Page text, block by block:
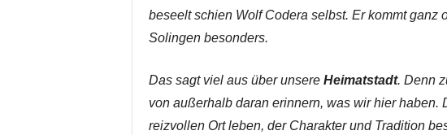
beseelt schien Wolf Codera selbst. Er kommt ganz
Solingen besonders.
Das sagt viel aus über unsere Heimatstadt. Denn
von außerhalb daran erinnern, was wir hier haben.
reizvollen Ort leben, der Charakter und Tradition